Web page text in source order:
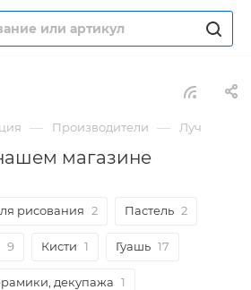
— Производители — Луч
магазине
рисования 2 Пастель 2
9 Кисти 1 Гуашь 17
декупажа 1